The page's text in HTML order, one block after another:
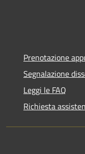
Prenotazione
Segnalazione
Leggi le FAQ
Richiesta